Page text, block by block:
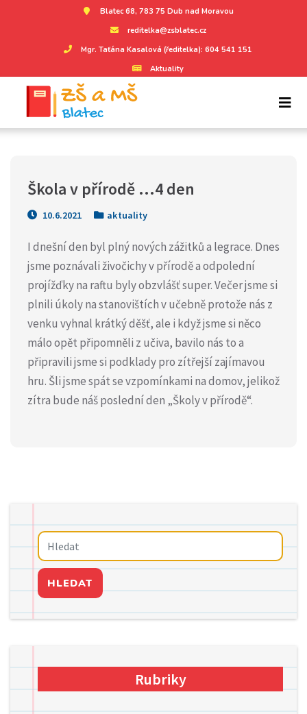
Blatec 68, 783 75 Dub nad Moravou
reditelka@zsblatec.cz
Mgr. Taťána Kasalová (ředitelka): 604 541 151
Aktuality
Škola v přírodě …4 den
10.6.2021 aktuality
I dnešní den byl plný nových zážitků a legrace. Dnes
jsme poznávali živočichy v přírodě a odpolední
projížďky na raftu byly obzvlášť super. Večer jsme si
plnili úkoly na stanovištích v učebně protože nás z
venku vyhnal krátký děšť, ale i když jsme si něco
málo opět připomněli z učiva, bavilo nás to a
připravili jsme si podklady pro zítřejší zajímavou
hru. Šli jsme spát se vzpomínkami na domov, jelikož
zítra bude náš poslední den „Školy v přírodě“.
HLEDAT
Rubriky